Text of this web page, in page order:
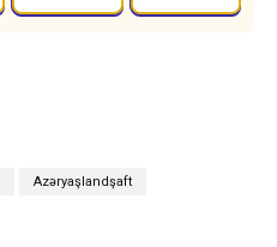
Azəryaşlandşaft